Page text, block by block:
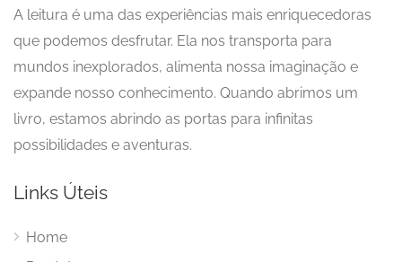
A leitura é uma das experiências mais enriquecedoras
que podemos desfrutar. Ela nos transporta para
mundos inexplorados, alimenta nossa imaginação e
expande nosso conhecimento. Quando abrimos um
livro, estamos abrindo as portas para infinitas
possibilidades e aventuras.
Links Úteis
Home